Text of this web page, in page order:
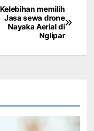
Kelebihan memilih
Jasa sewa drone
Nayaka Aerial di
Nglipar